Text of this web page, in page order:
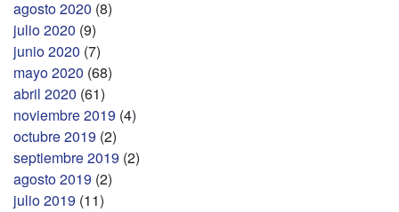
agosto 2020 (8)
julio 2020 (9)
junio 2020 (7)
mayo 2020 (68)
abril 2020 (61)
noviembre 2019 (4)
octubre 2019 (2)
septiembre 2019 (2)
agosto 2019 (2)
julio 2019 (11)